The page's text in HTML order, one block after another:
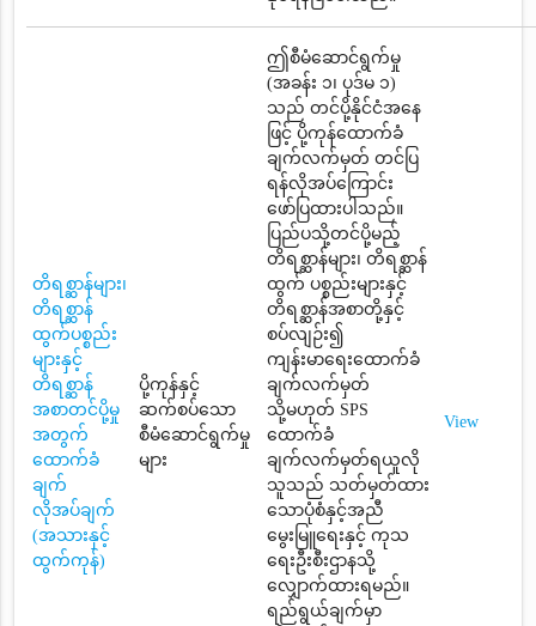
တိရစ္ဆာန်များ၊
တိရစ္ဆာန်
ထွက်ပစ္စည်း
များနှင့်
တိရစ္ဆာန်
အစာတင်ပို့မှု
အတွက်
ထောက်ခံ
ချက်
လိုအပ်ချက်
(အသားနှင့်
ထွက်ကုန်)
ပို့ကုန်နှင့်
ဆက်စပ်သော
စီမံဆောင်ရွက်မှု
များ
ဤစီမံဆောင်ရွက်မှု
(အခန်း ၁၊ ပုဒ်မ ၁)
သည် တင်ပို့နိုင်ငံအနေ
ဖြင့် ပို့ကုန်ထောက်ခံ
ချက်လက်မှတ် တင်ပြ
ရန်လိုအပ်ကြောင်း
ဖော်ပြထားပါသည်။
ပြည်ပသို့တင်ပို့မည့်
တိရစ္ဆာန်များ၊ တိရစ္ဆာန်
ထွက် ပစ္စည်းများနှင့်
တိရစ္ဆာန်အစာတို့နှင့်
စပ်လျဉ်း၍
ကျန်းမာရေးထောက်ခံ
ချက်လက်မှတ်
သို့မဟုတ် SPS
ထောက်ခံ
ချက်လက်မှတ်ရယူလို
သူသည် သတ်မှတ်ထား
သောပုံစံနှင့်အညီ
မွေးမြူရေးနှင့် ကုသ
ရေးဦးစီးဌာနသို့
လျှောက်ထားရမည်။
ရည်ရွယ်ချက်မှာ
View